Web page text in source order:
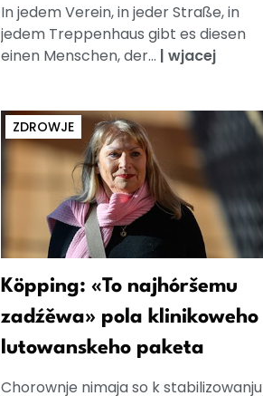
In jedem Verein, in jeder Straße, in
jedem Treppenhaus gibt es diesen
einen Menschen, der... | wjacej
ZDROWJE
Köpping: «To najhóršemu
zadźěwa» pola klinikoweho
lutowanskeho paketa
Chorownje nimaja so k stabilizowanju